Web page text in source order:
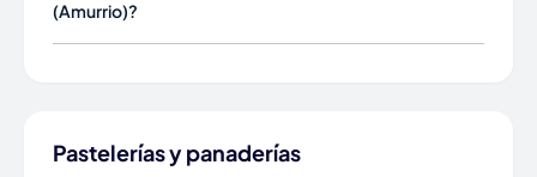
(Amurrio)?
Pastelerías y panaderías